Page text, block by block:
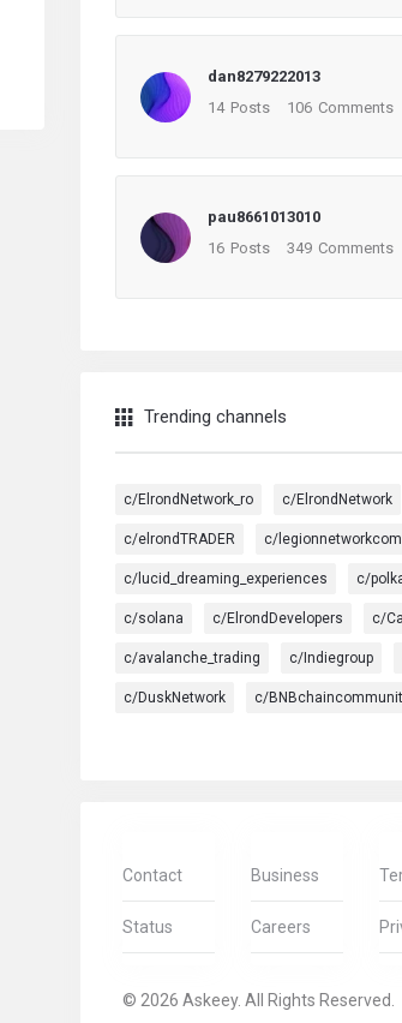
dan8279222013
14 Posts 106 Comments
pau8661013010
16 Posts 349 Comments
Trending channels
c/ElrondNetwork_ro c/ElrondNetwork
c/elrondTRADER c/
c/lucid_dreaming_experiences c/
c/solana c/ElrondDevelopers c/
c/avalanche_trading c/Indiegroup
c/DuskNetwork c/
Contact
Status
Business
Careers
© 2026 Askeey. All Rights Reserved.